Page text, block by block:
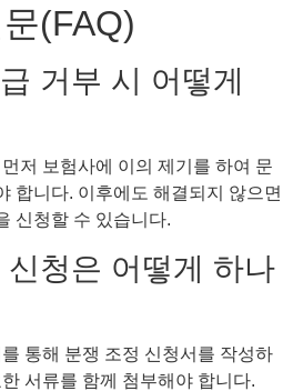
(FAQ)
거부 시 어떻게
저 보험사에 이의 제기를 하여 문
합니다. 이후에도 해결되지 않으면
신청할 수 있습니다.
청은 어떻게 하나
통해 분쟁 조정 신청서를 작성하
서류를 함께 첨부해야 합니다.